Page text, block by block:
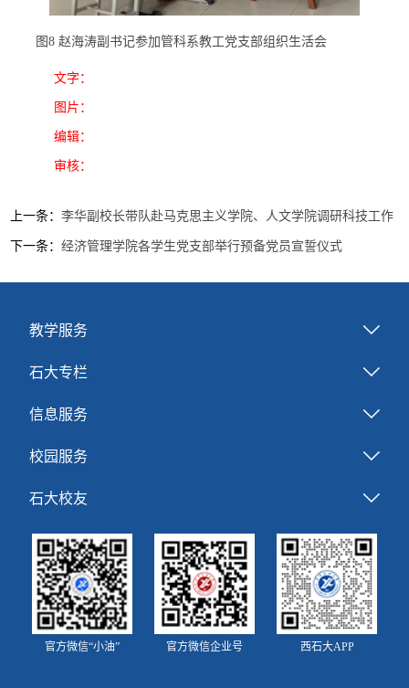
图8 赵海涛副书记参加管科系教工党支部组织生活会
文字：
图片：
编辑：
审核：
上一条：李华副校长带队赴马克思主义学院、人文学院调研科技工作
下一条：经济管理学院各学生党支部举行预备党员宣誓仪式
教学服务
石大专栏
信息服务
校园服务
石大校友
官方微信“小油” 官方微信企业号 西石大APP